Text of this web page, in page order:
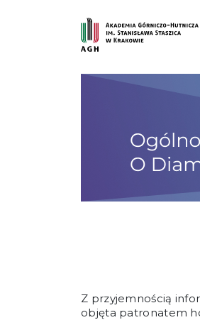
Z przyjemnością
objęta patronatem